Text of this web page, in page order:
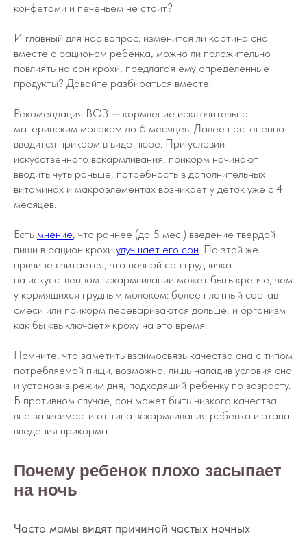
конфетами и печеньем не стоит?
И главный для нас вопрос: изменится ли картина сна
вместе с рационом ребенка, можно ли положительно
повлиять на сон крохи, предлагая ему определенные
продукты? Давайте разбираться вместе.
Рекомендация ВОЗ — кормление исключительно
материнским молоком до 6 месяцев. Далее постепенно
вводится прикорм в виде пюре. При условии
искусственного вскармливания, прикорм начинают
вводить чуть раньше, потребность в дополнительных
витаминах и макроэлементах возникает у деток уже с 4
месяцев.
Есть мнение, что раннее (до 5 мес.) введение твердой
пищи в рацион крохи улучшает его сон. По этой же
причине считается, что ночной сон грудничка
на искусственном вскармливании может быть крепче, чем
у кормящихся грудным молоком: более плотный состав
смеси или прикорм перевариваются дольше, и организм
как бы «выключает» кроху на это время.
Помните, что заметить взаимосвязь качества сна с типом
потребляемой пищи, возможно, лишь наладив условия сна
и установив режим дня, подходящий ребенку по возрасту.
В противном случае, сон может быть низкого качества,
вне зависимости от типа вскармливания ребенка и этапа
введения прикорма.
Почему ребенок плохо засыпает
на ночь
Часто мамы видят причиной частых ночных